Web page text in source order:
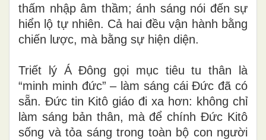
thấm nhập âm thầm; ánh sáng nói đến sự
hiển lộ tự nhiên. Cả hai đều vận hành bằng
chiến lược, mà bằng sự hiện diện.
Triết lý Á Đông gọi mục tiêu tu thân là
“minh minh đức” – làm sáng cái Đức đã có
sẵn. Đức tin Kitô giáo đi xa hơn: không chỉ
làm sáng bản thân, mà để chính Đức Kitô
sống và tỏa sáng trong toàn bộ con người